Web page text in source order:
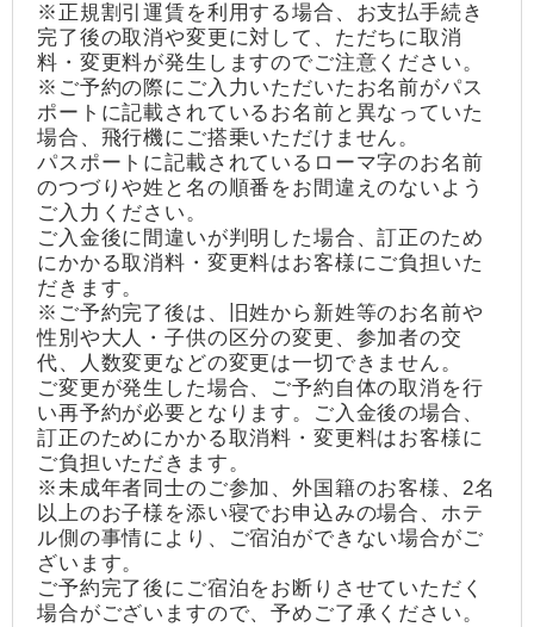
※正規割引運賃を利用する場合、お支払手続き
完了後の取消や変更に対して、ただちに取消
料・変更料が発生しますのでご注意ください。
※ご予約の際にご入力いただいたお名前がパス
ポートに記載されているお名前と異なっていた
場合、飛行機にご搭乗いただけません。
パスポートに記載されているローマ字のお名前
のつづりや姓と名の順番をお間違えのないよう
ご入力ください。
ご入金後に間違いが判明した場合、訂正のため
にかかる取消料・変更料はお客様にご負担いた
だきます。
※ご予約完了後は、旧姓から新姓等のお名前や
性別や大人・子供の区分の変更、参加者の交
代、人数変更などの変更は一切できません。
ご変更が発生した場合、ご予約自体の取消を行
い再予約が必要となります。ご入金後の場合、
訂正のためにかかる取消料・変更料はお客様に
ご負担いただきます。
※未成年者同士のご参加、外国籍のお客様、2名
以上のお子様を添い寝でお申込みの場合、ホテ
ル側の事情により、ご宿泊ができない場合がご
ざいます。
ご予約完了後にご宿泊をお断りさせていただく
場合がございますので、予めご了承ください。